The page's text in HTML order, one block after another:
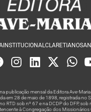
INSTITUCIONAL CLARETIANOS
publicação mensal da Editora Ave-
em 28 de maio de 1898, registrada no
RTD sob nº 67 e na DCDP do DFP, sob
à Congregação dos Missionários